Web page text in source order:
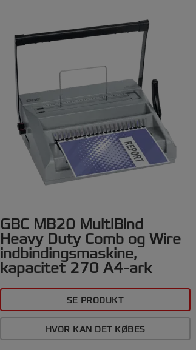
GBC MB20 MultiBind
Heavy Duty Comb og Wire
indbindingsmaskine,
kapacitet 270 A4-ark
SE PRODUKT
HVOR KAN DET KØBES